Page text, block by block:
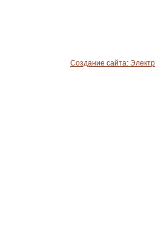
Создание сайта: